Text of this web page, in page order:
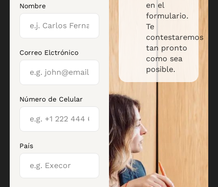
Nombre
Correo Elctrónico
Número de Celular
País
en el
formulario.
Te
contestaremos
tan pronto
como sea
posible.